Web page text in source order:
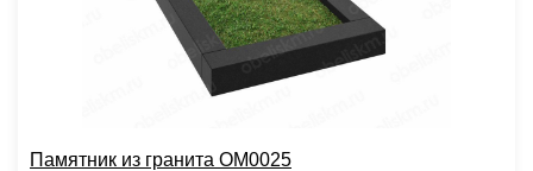
Памятник из гранита OM0025